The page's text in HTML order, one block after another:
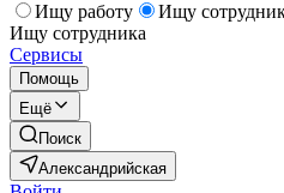
Ищу работу
Ищу
Ищу сотрудника
Сервисы
Помощь
Ещё
Поиск
Александрийская